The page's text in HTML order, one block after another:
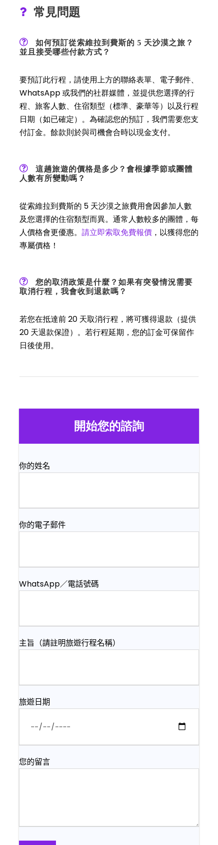
開始您的諮詢
你的姓名
你的電子郵件
WhatsApp／電話號碼
主旨（請註明旅遊行程名稱）
旅遊日期
您的留言
常見問題
如何預訂從索維拉到費斯的 5 天沙漠之旅？
並且接受哪些付款方式？
要預訂此行程，請使用上方的聯絡表單、電子郵件、
WhatsApp 或我們的社群媒體，並提供您選擇的行
程、旅客人數、住宿類型（標準、豪華等）以及行程
日期（如已確定）。為確認您的預訂，我們需要您支
付訂金。餘款則於與司機會合時以現金支付。
這趟旅遊的價格是多少？會根據季節或團體
人數有所變動嗎？
從索維拉到費斯的 5 天沙漠之旅費用會因參加人數
及您選擇的住宿類型而異。通常人數較多的團體，每
人價格會更優惠。 請立即索取免費報價 ，以獲得您的
專屬價格！
您的取消政策是什麼？如果有突發情況需要
取消行程，我會收到退款嗎？
若您在抵達前 20 天取消行程，將可獲得退款（提供
20 天退款保證）。若行程延期，您的訂金可保留作
日後使用。